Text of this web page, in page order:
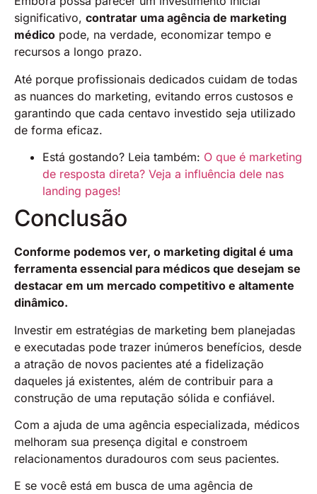
significativo, contratar uma agência de marketing
médico pode, na verdade, economizar tempo e
recursos a longo prazo.
Até porque profissionais dedicados cuidam de todas
as nuances do marketing, evitando erros custosos e
garantindo que cada centavo investido seja utilizado
de forma eficaz.
Está gostando? Leia também: O que é marketing
de resposta direta? Veja a influência dele nas
landing pages!
Conclusão
Conforme podemos ver, o marketing digital é uma
ferramenta essencial para médicos que desejam se
destacar em um mercado competitivo e altamente
dinâmico.
Investir em estratégias de marketing bem planejadas
e executadas pode trazer inúmeros benefícios, desde
a atração de novos pacientes até a fidelização
daqueles já existentes, além de contribuir para a
construção de uma reputação sólida e confiável.
Com a ajuda de uma agência especializada, médicos
melhoram sua presença digital e constroem
relacionamentos duradouros com seus pacientes.
E se você está em busca de uma agência de